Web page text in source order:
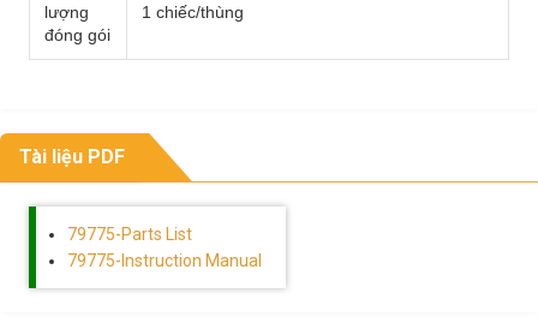
lượng
đóng gói
1 chiếc/thùng
Tài liệu PDF
79775-Parts List
79775-Instruction Manual